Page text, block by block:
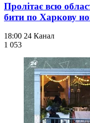
Пролітає всю
бити по Харкову
18:00 24 Канал
1 053